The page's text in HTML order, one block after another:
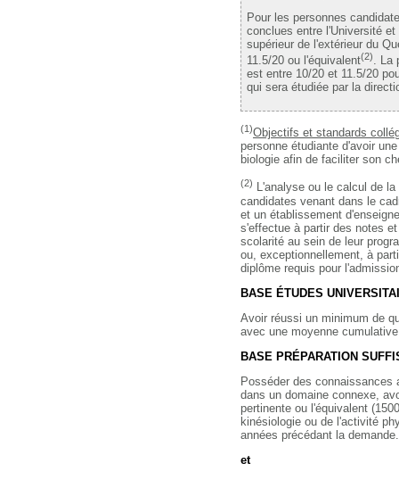
Pour les personnes
conclues entre l'Université
supérieur de l'extérieur du
11.5/20 ou l'équivalent(2)
.
est entre 10/20 et 11.5/20
qui sera étudiée par la
(1)Objectifs et standards
personne étudiante d'avoir
biologie afin de faciliter son
(2) L'analyse ou le calcul de
candidates venant dans le
et un établissement
s'effectue à partir des notes
scolarité au sein de leur
ou, exceptionnellement, à
diplôme requis pour
BASE ÉTUDES
Avoir réussi un minimum de
avec une moyenne
BASE PRÉPARATION
Posséder des connaissances
dans un domaine connexe,
pertinente ou l'équivalent
kinésiologie ou de l'activité
années précédant la demande.
et